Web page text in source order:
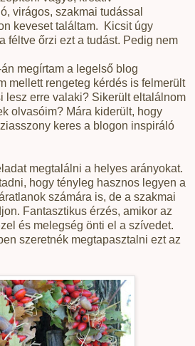
virágos, szakmai tudással
keveset találtam.
Kicsit úgy
féltve őrzi ezt a tudást. Pedig nem
megírtam a legelső blog
mellett rengeteg kérdés is felmerült
lesz erre valaki? Sikerült eltalálnom
olvasóim? Mára kiderült, hogy
keres a blogon inspiráló
megtalálni a helyes arányokat.
hogy tényleg hasznos legyen a
számára is, de a szakmai
Fantasztikus érzés, amikor az
és melegség önti el a szívedet.
szeretnék megtapasztalni ezt az